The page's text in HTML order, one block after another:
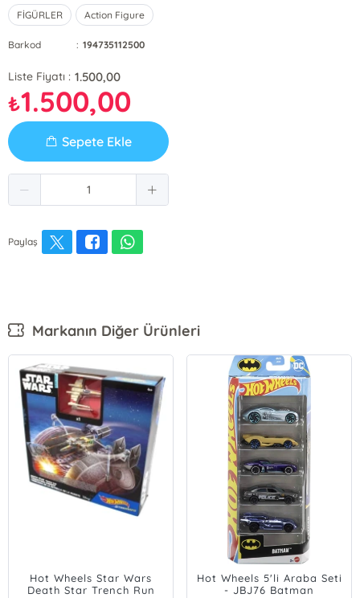
FİGÜRLER Action Figure
Barkod : 194735112500
Liste Fiyatı : 1.500,00
₺1.500,00
Sepete Ekle
Paylaş
Markanın Diğer Ürünleri
Hot Wheels Star Wars
Death Star Trench Run
Hot Wheels 5'li Araba Seti
- JBJ76 Batman